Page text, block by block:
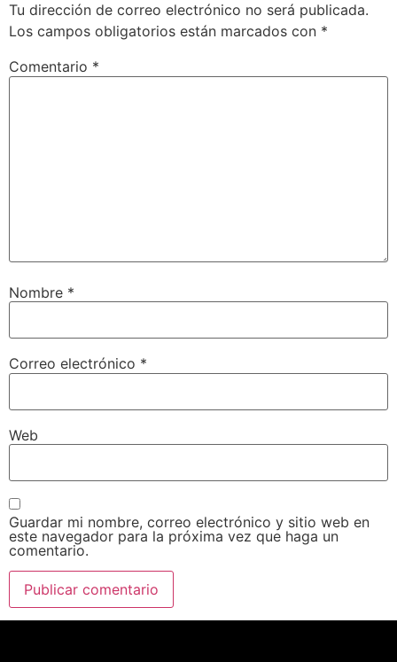
Tu dirección de correo electrónico no será publicada.
Los campos obligatorios están marcados con *
Comentario *
Nombre *
Correo electrónico *
Web
Guardar mi nombre, correo electrónico y sitio web en
este navegador para la próxima vez que haga un
comentario.